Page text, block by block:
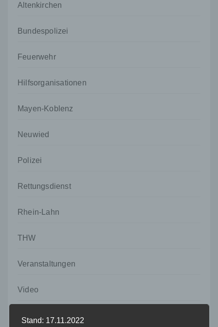
Altenkirchen
Bundespolizei
Feuerwehr
Hilfsorganisationen
Mayen-Koblenz
Neuwied
Polizei
Rettungsdienst
Rhein-Lahn
THW
Veranstaltungen
Video
Westerwald
Stand: 17.11.2022